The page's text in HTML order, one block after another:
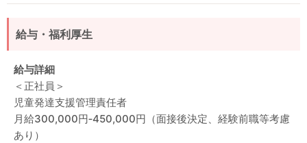
給与・福利厚生
給与詳細
＜正社員＞
児童発達支援管理責任者
月給300,000円‐450,000円（面接後決定、経験前職等考慮
あり）